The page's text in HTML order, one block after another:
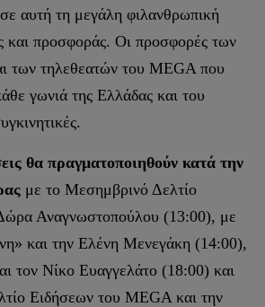
αυτή τη μεγάλη φιλανθρωπική
και προσφοράς. Οι προσφορές των
των τηλεθεατών του MEGA που
γωνιά της Ελλάδας και του
θα πραγματοποιηθούν κατά την
με το Μεσημβρινό Δελτίο
Αναγνωστοπούλου (13:00), με
και την Ελένη Μενεγάκη (14:00),
τον Νίκο Ευαγγελάτο (18:00) και
Ειδήσεων του MEGA και την